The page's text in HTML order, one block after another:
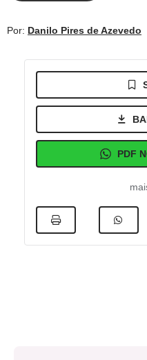
Por: Danilo Pires de Azevedo
PDF